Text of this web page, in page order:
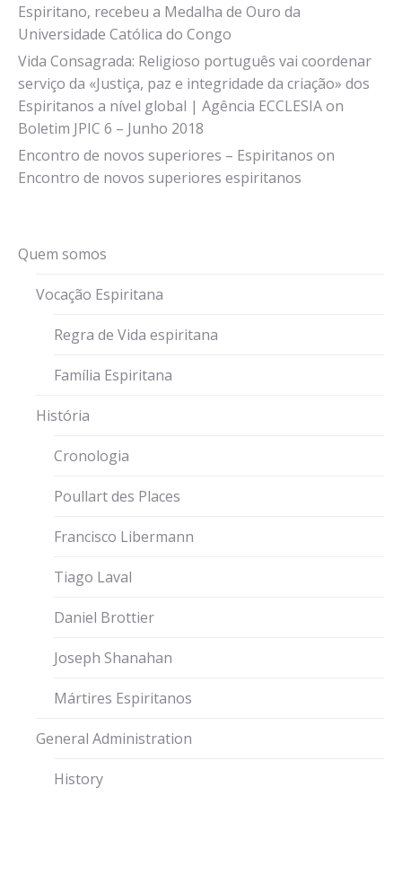
Espiritano, recebeu a Medalha de Ouro da
Universidade Católica do Congo
Vida Consagrada: Religioso português vai coordenar
serviço da «Justiça, paz e integridade da criação» dos
Espiritanos a nível global | Agência ECCLESIAon
Boletim JPIC 6 – Junho 2018
Encontro de novos superiores – Espiritanos on
Encontro de novos superiores espiritanos
Quem somos
Vocação Espiritana
Regra de Vida espiritana
Família Espiritana
História
Cronologia
Poullart des Places
Francisco Libermann
Tiago Laval
Daniel Brottier
Joseph Shanahan
Mártires Espiritanos
General Administration
History